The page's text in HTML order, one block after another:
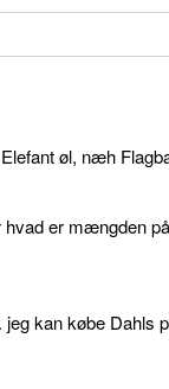
øl, næh
er mængden
kan købe Dahls